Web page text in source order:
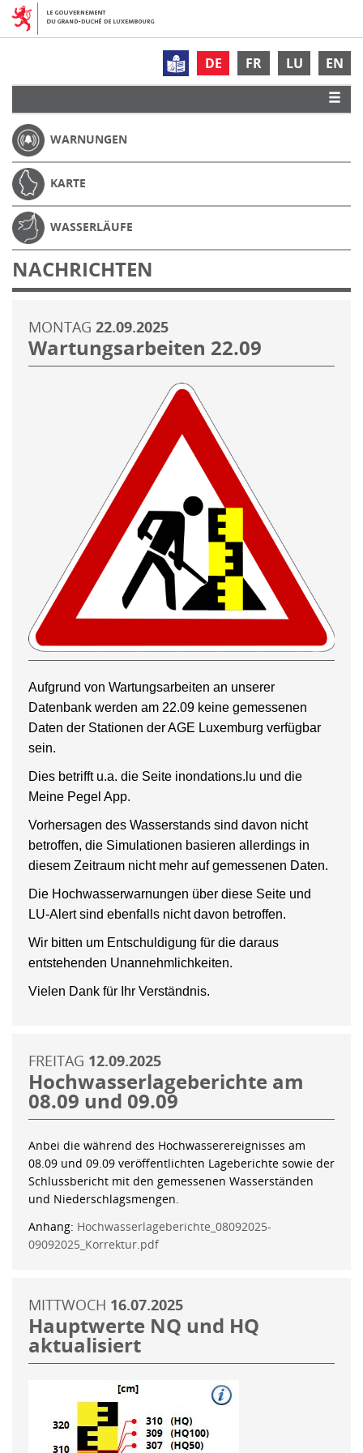
DE FR LU EN
WARNUNGEN
KARTE
WASSERLÄUFE
NACHRICHTEN
MONTAG 22.09.2025
Wartungsarbeiten 22.09
Aufgrund von Wartungsarbeiten an unserer
Datenbank werden am 22.09 keine gemessenen
Daten der Stationen der AGE Luxemburg verfügbar
sein.
Dies betrifft u.a. die Seite inondations.lu und die
Meine Pegel App.
Vorhersagen des Wasserstands sind davon nicht
betroffen, die Simulationen basieren allerdings in
diesem Zeitraum nicht mehr auf gemessenen Daten.
Die Hochwasserwarnungen über diese Seite und
LU-Alert sind ebenfalls nicht davon betroffen.
Wir bitten um Entschuldigung für die daraus
entstehenden Unannehmlichkeiten.
Vielen Dank für Ihr Verständnis.
FREITAG 12.09.2025
Hochwasserlageberichte am
08.09 und 09.09
Anbei die während des Hochwasserereignisses am
08.09 und 09.09 veröffentlichten Lageberichte sowie der
Schlussbericht mit den gemessenen Wasserständen
und Niederschlagsmengen.
Anhang: Hochwasserlageberichte_08092025-
09092025_Korrektur.pdf
MITTWOCH 16.07.2025
Hauptwerte NQ und HQ
aktualisiert